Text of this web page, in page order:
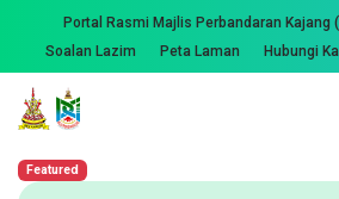
Portal Rasmi Majlis Perbandaran Kajang
Soalan Lazim
Peta Laman Hubungi
Featured